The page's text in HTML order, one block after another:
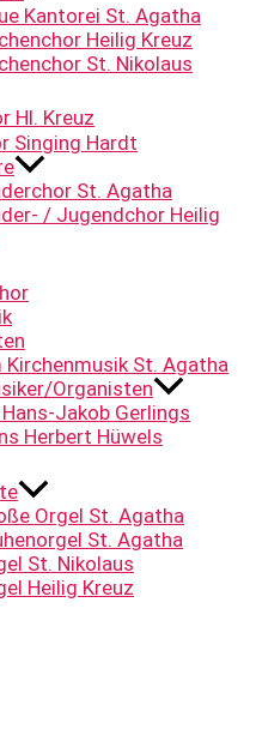
Kantorei St. Agatha
Heilig Kreuz
St. Nikolaus
Hl. Kreuz
Singing Hardt
St. Agatha
/ Jugendchor Heilig
Kirchenmusik St. Agatha
Organisten
Hans-Jakob Gerlings
Herbert Hüwels
Orgel St. Agatha
St. Agatha
St. Nikolaus
Heilig Kreuz